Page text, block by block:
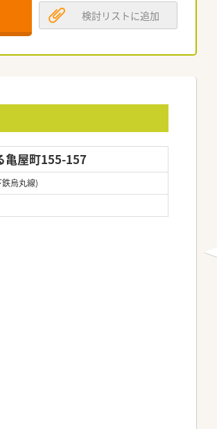
検討リストに追加
亀屋町155-157
烏丸線)